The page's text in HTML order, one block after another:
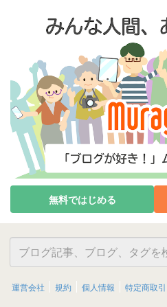
無料ではじめる
運営会社 規約 個人情報 特定商取引